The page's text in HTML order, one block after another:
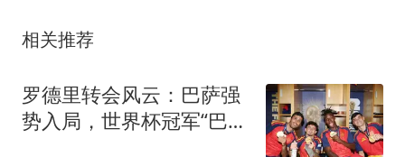
相关推荐
罗德里转会风云：巴萨强
势入局，世界杯冠军“巴萨